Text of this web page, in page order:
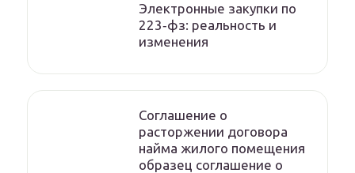
Электронные закупки по
223‑фз: реальность и
изменения
Соглашение о
расторжении договора
найма жилого помещения
образец соглашение о